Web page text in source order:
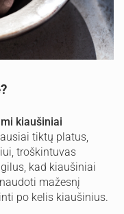
kiaušiniai
tiktų platus,
troškintuvas
kad kiaušiniai
mažesnį
po kelis kiaušinius.